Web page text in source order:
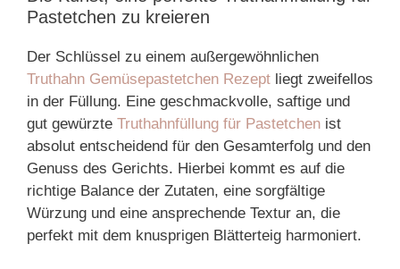
Pastetchen zu kreieren
Der Schlüssel zu einem außergewöhnlichen
Truthahn Gemüsepastetchen Rezept liegt zweifellos
in der Füllung. Eine geschmackvolle, saftige und
gut gewürzte Truthahnfüllung für Pastetchen ist
absolut entscheidend für den Gesamterfolg und den
Genuss des Gerichts. Hierbei kommt es auf die
richtige Balance der Zutaten, eine sorgfältige
Würzung und eine ansprechende Textur an, die
perfekt mit dem knusprigen Blätterteig harmoniert.